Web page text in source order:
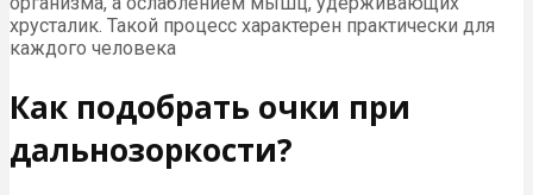
хрусталик. Такой процесс характерен практически для
каждого человека
Как подобрать очки при
дальнозоркости?